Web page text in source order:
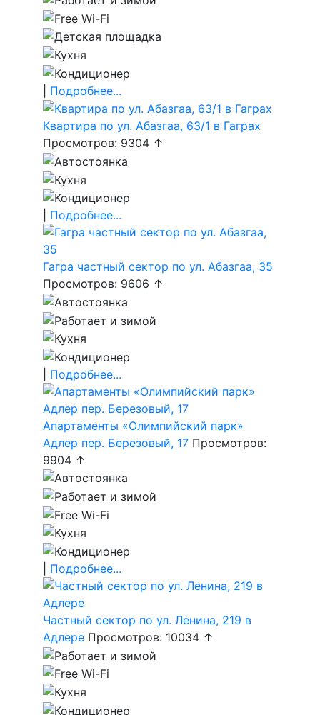
Подробнее...
Квартира по ул. Абазгаа, 63/1 в Гаграх
Просмотров: 9304 ↑
Подробнее...
Гагра частный сектор по ул. Абазгаа, 35
Просмотров: 9606 ↑
Подробнее...
Апартаменты «Олимпийский парк»
Адлер пер. Березовый, 17 Просмотров:
9904 ↑
Подробнее...
Частный сектор по ул. Ленина, 219 в
Адлере Просмотров: 10034 ↑